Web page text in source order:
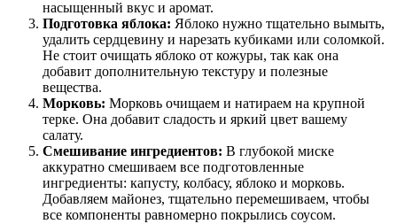
насыщенный вкус и аромат.
Подготовка яблока: Яблоко нужно тщательно вымыть,
удалить сердцевину и нарезать кубиками или соломкой.
Не стоит очищать яблоко от кожуры, так как она
добавит дополнительную текстуру и полезные
вещества.
Морковь: Морковь очищаем и натираем на крупной
терке. Она добавит сладость и яркий цвет вашему
салату.
Смешивание ингредиентов: В глубокой миске
аккуратно смешиваем все подготовленные
ингредиенты: капусту, колбасу, яблоко и морковь.
Добавляем майонез, тщательно перемешиваем, чтобы
все компоненты равномерно покрылись соусом.